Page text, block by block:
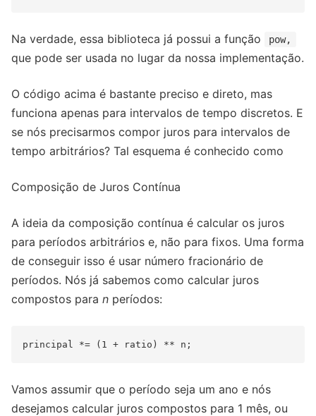
Na verdade, essa biblioteca já possui a função pow,
que pode ser usada no lugar da nossa implementação.
O código acima é bastante preciso e direto, mas
funciona apenas para intervalos de tempo discretos. E
se nós precisarmos compor juros para intervalos de
tempo arbitrários? Tal esquema é conhecido como
Composição de Juros Contínua
A ideia da composição contínua é calcular os juros
para períodos arbitrários e, não para fixos. Uma forma
de conseguir isso é usar número fracionário de
períodos. Nós já sabemos como calcular juros
compostos para n períodos:
Vamos assumir que o período seja um ano e nós
desejamos calcular juros compostos para 1 mês, ou